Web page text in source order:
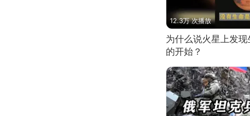
12.3万 次播放
为什么说火星上发
的开始？